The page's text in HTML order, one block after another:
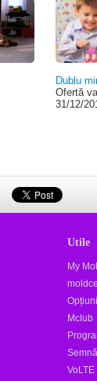
Dublu
Ofertă
31/12/
Utile
My
Mclub
VoLTE